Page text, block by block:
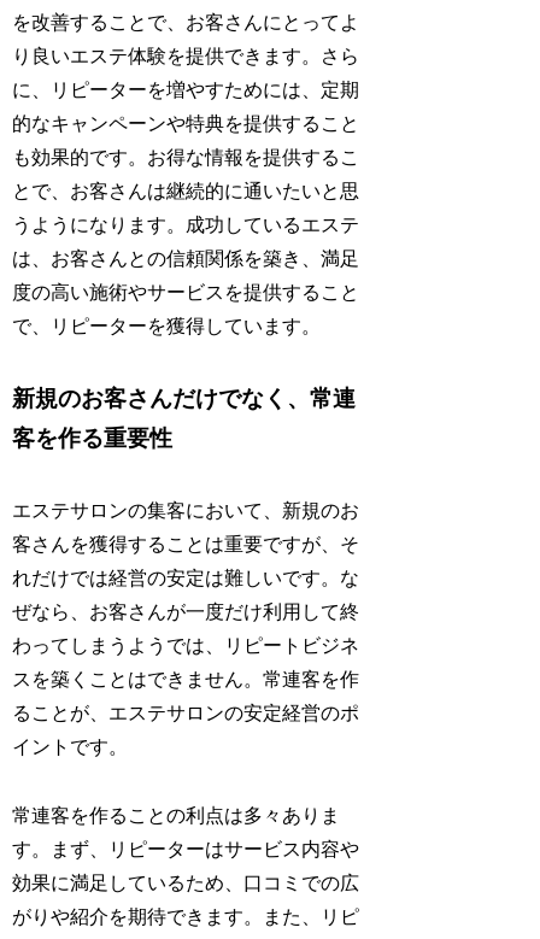
を改善することで、お客さんにとってよ
り良いエステ体験を提供できます。さら
に、リピーターを増やすためには、定期
的なキャンペーンや特典を提供すること
も効果的です。お得な情報を提供するこ
とで、お客さんは継続的に通いたいと思
うようになります。成功しているエステ
は、お客さんとの信頼関係を築き、満足
度の高い施術やサービスを提供すること
で、リピーターを獲得しています。
新規のお客さんだけでなく、常連
客を作る重要性
エステサロンの集客において、新規のお
客さんを獲得することは重要ですが、そ
れだけでは経営の安定は難しいです。な
ぜなら、お客さんが一度だけ利用して終
わってしまうようでは、リピートビジネ
スを築くことはできません。常連客を作
ることが、エステサロンの安定経営のポ
イントです。
常連客を作ることの利点は多々ありま
す。まず、リピーターはサービス内容や
効果に満足しているため、口コミでの広
がりや紹介を期待できます。また、リピ